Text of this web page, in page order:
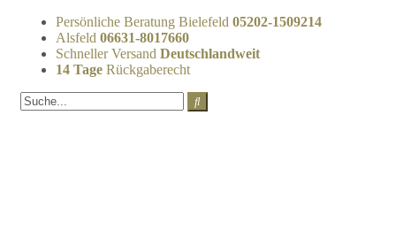
Persönliche Beratung Bielefeld 05202-1509214
Alsfeld 06631-8017660
Schneller Versand Deutschlandweit
14 Tage Rückgaberecht